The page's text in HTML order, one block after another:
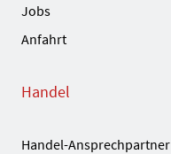
Jobs
Anfahrt
Handel
Handel-Ansprechpartner